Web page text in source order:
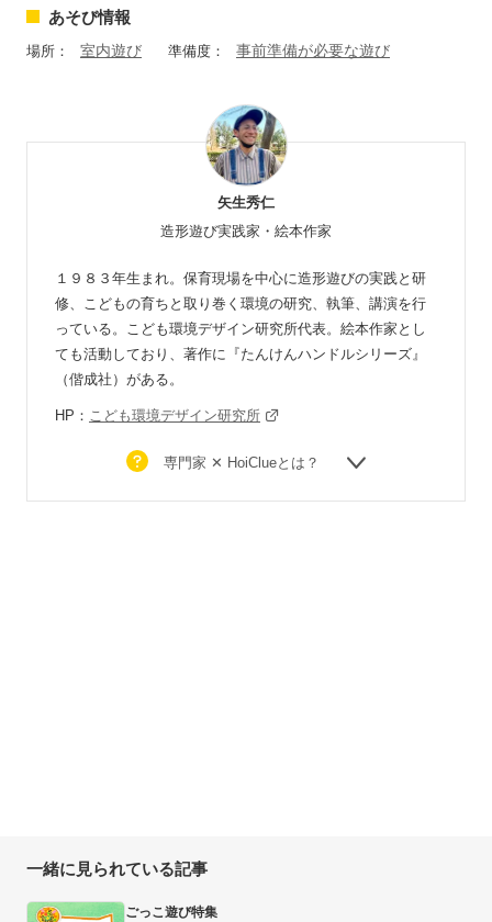
あそび情報
場所： 室内遊び 準備度： 事前準備が必要な遊び
矢生秀仁
造形遊び実践家・絵本作家
１９８３年生まれ。保育現場を中心に造形遊びの実践と研
修、こどもの育ちと取り巻く環境の研究、執筆、講演を行
っている。こども環境デザイン研究所代表。絵本作家とし
ても活動しており、著作に『たんけんハンドルシリーズ』
（偕成社）がある。
HP： こども環境デザイン研究所
専門家 ✕ HoiClueとは？
一緒に見られている記事
ごっこ遊び特集